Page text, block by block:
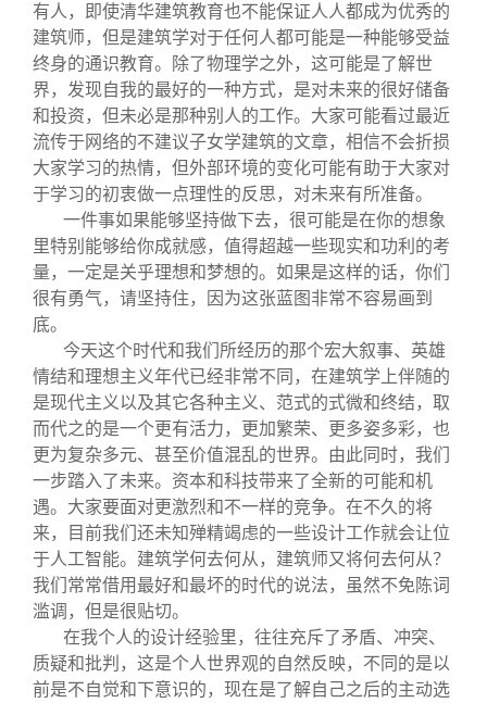
有人，即使清华建筑教育也不能保证人人都成为优秀的
建筑师，但是建筑学对于任何人都可能是一种能够受益
终身的通识教育。除了物理学之外，这可能是了解世
界，发现自我的最好的一种方式，是对未来的很好储备
和投资，但未必是那种别人的工作。大家可能看过最近
流传于网络的不建议子女学建筑的文章，相信不会折损
大家学习的热情，但外部环境的变化可能有助于大家对
于学习的初衷做一点理性的反思，对未来有所准备。
一件事如果能够坚持做下去，很可能是在你的想象
里特别能够给你成就感，值得超越一些现实和功利的考
量，一定是关乎理想和梦想的。如果是这样的话，你们
很有勇气，请坚持住，因为这张蓝图非常不容易画到
底。
今天这个时代和我们所经历的那个宏大叙事、英雄
情结和理想主义年代已经非常不同，在建筑学上伴随的
是现代主义以及其它各种主义、范式的式微和终结，取
而代之的是一个更有活力，更加繁荣、更多姿多彩，也
更为复杂多元、甚至价值混乱的世界。由此同时，我们
一步踏入了未来。资本和科技带来了全新的可能和机
遇。大家要面对更激烈和不一样的竞争。在不久的将
来，目前我们还未知殚精竭虑的一些设计工作就会让位
于人工智能。建筑学何去何从，建筑师又将何去何从？
我们常常借用最好和最坏的时代的说法，虽然不免陈词
滥调，但是很贴切。
在我个人的设计经验里，往往充斥了矛盾、冲突、
质疑和批判，这是个人世界观的自然反映，不同的是以
前是不自觉和下意识的，现在是了解自己之后的主动选